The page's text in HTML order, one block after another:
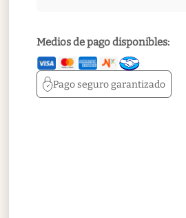
Medios de pago disponibles:
Pago segurogarantizado